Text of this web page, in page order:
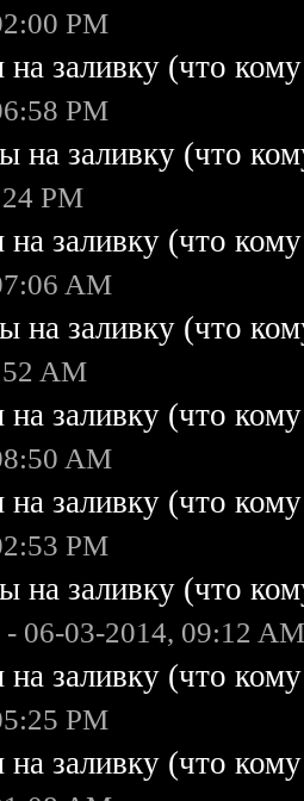
PM
заливку (что
PM
на заливку (что
PM
заливку (что
AM
на заливку (что
AM
заливку (что
AM
заливку (что
PM
на заливку (что
- 06-03-2014, 09:12
заливку (что
PM
заливку (что